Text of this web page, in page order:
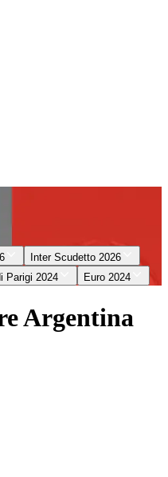
Inter Scudetto 2026
Parigi 2024 Euro 2024
Argentina